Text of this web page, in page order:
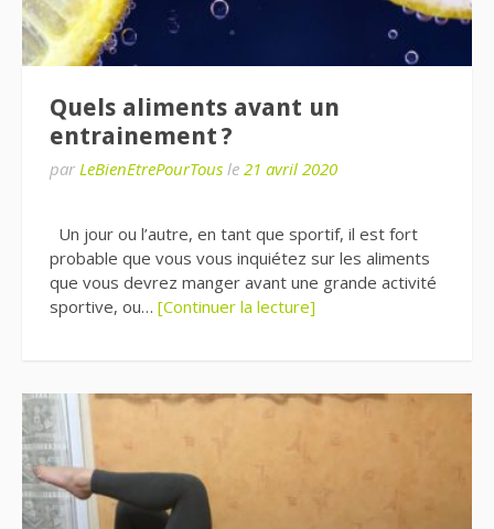
Quels aliments avant un
entrainement ?
par LeBienEtrePourTous le 21 avril 2020
Un jour ou l’autre, en tant que sportif, il est fort
probable que vous vous inquiétez sur les aliments
que vous devrez manger avant une grande activité
sportive, ou… [Continuer la lecture]